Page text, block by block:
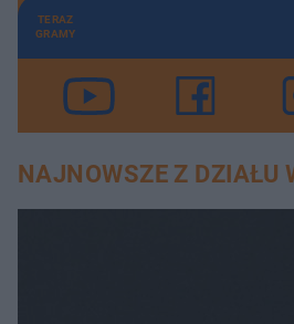
TERAZ
GRAMY
NAJNOWSZE Z DZIAŁU